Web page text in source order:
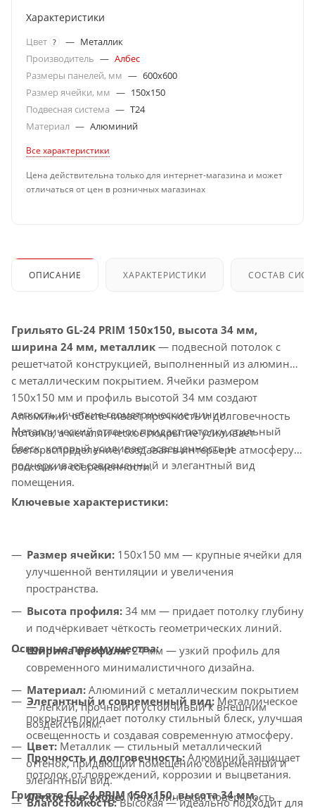
Характеристики
Цвет ? — Металлик
Производитель — Албес
Размеры панелей, мм — 600x600
Размер ячейки, мм — 150x150
Подвесная система — T24
Материал — Алюминий
Все характеристики
Цена действительна только для интернет-магазина и может
отличаться от цен в розничных магазинах
ОПИСАНИЕ ХАРАКТЕРИСТИКИ СОСТАВ
Грильято GL-24 PRIM 150x150, высота 34 мм,
ширина 24 мм, металлик — подвесной потолок с
решетчатой конструкцией, выполненный из алюминия
с металлическим покрытием. Ячейки размером
150x150 мм и профиль высотой 34 мм создают
легкость и четкие геометрические линии.
Металлический оттенок придает потолку стильный
блеск, который усиливает освещенность и
подчеркивает современный и элегантный вид
помещения.
Алюминий обеспечивает прочность и долговечность
потолка, а металлическое покрытие усиливает
светораспределение, создавая в интерьере атмосферу
роскоши и современности.
Ключевые характеристики:
Размер ячейки: 150x150 мм — крупные ячейки для
улучшенной вентиляции и увеличения
пространства.
Высота профиля: 34 мм — придает потолку глубину
и подчёркивает чёткость геометрических линий.
Ширина профиля:24 мм — узкий профиль для
современного минималистичного дизайна.
Материал: Алюминий с металлическим покрытием
— лёгкий, прочный и устойчивый к внешним
воздействиям.
Цвет:Металлик — стильный металлический
оттенок, придающий помещению современный и
элегантный вид.
Влагостойкость:Высокая — идеально подходит для
Основные преимущества:
Элегантный и современный вид: Металлическое
покрытие придает потолку стильный блеск, улучшая
освещенность и создавая современную атмосферу.
Прочность и долговечность: Алюминий защищает
потолок от повреждений, коррозии и выцветания.
Лёгкость в уходе:Металлическая поверхность
Грильято GL-24 PRIM 150x150, высота 34 мм,